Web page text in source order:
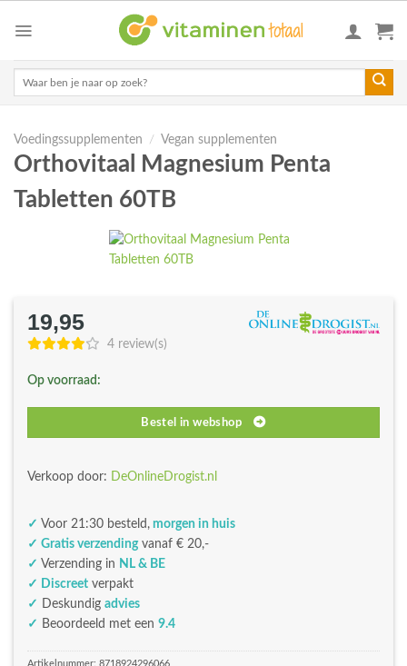
Voedingssupplementen / Vegan supplementen
Orthovitaal Magnesium Penta
Tabletten 60TB
19,95
4 review(s)
Op voorraad:
Bestel in webshop
Verkoop door: DeOnlineDrogist.nl
✓ Voor 21:30 besteld, morgen in huis
✓ Gratis verzendingvanaf € 20,-
✓ Verzending in NL & BE
✓ Discreet verpakt
✓
Deskundig advies
✓ Beoordeeld met een 9.4
Artikelnummer: 8718924296066